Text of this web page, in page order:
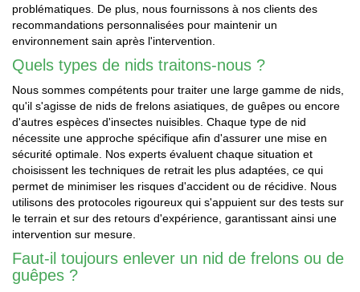
problématiques. De plus, nous fournissons à nos clients des
recommandations personnalisées pour maintenir un
environnement sain après l'intervention.
Quels types de nids traitons-nous ?
Nous sommes compétents pour traiter une large gamme de nids,
qu'il s'agisse de nids de frelons asiatiques, de guêpes ou encore
d'autres espèces d'insectes nuisibles. Chaque type de nid
nécessite une approche spécifique afin d'assurer une mise en
sécurité optimale. Nos experts évaluent chaque situation et
choisissent les techniques de retrait les plus adaptées, ce qui
permet de minimiser les risques d'accident ou de récidive. Nous
utilisons des protocoles rigoureux qui s'appuient sur des tests sur
le terrain et sur des retours d'expérience, garantissant ainsi une
intervention sur mesure.
Faut-il toujours enlever un nid de frelons ou de
guêpes ?